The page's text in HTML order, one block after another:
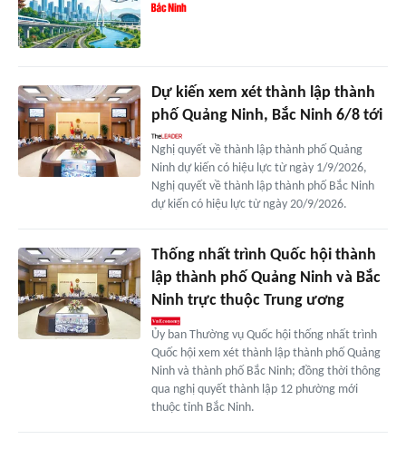
Dự kiến xem xét thành lập thành
phố Quảng Ninh, Bắc Ninh 6/8 tới
Nghị quyết về thành lập thành phố Quảng
Ninh dự kiến có hiệu lực từ ngày 1/9/2026,
Nghị quyết về thành lập thành phố Bắc Ninh
dự kiến có hiệu lực từ ngày 20/9/2026.
Thống nhất trình Quốc hội thành
lập thành phố Quảng Ninh và Bắc
Ninh trực thuộc Trung ương
Ủy ban Thường vụ Quốc hội thống nhất trình
Quốc hội xem xét thành lập thành phố Quảng
Ninh và thành phố Bắc Ninh; đồng thời thông
qua nghị quyết thành lập 12 phường mới
thuộc tỉnh Bắc Ninh.